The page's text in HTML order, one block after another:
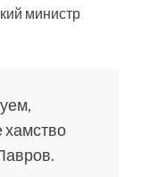
министр
хамство